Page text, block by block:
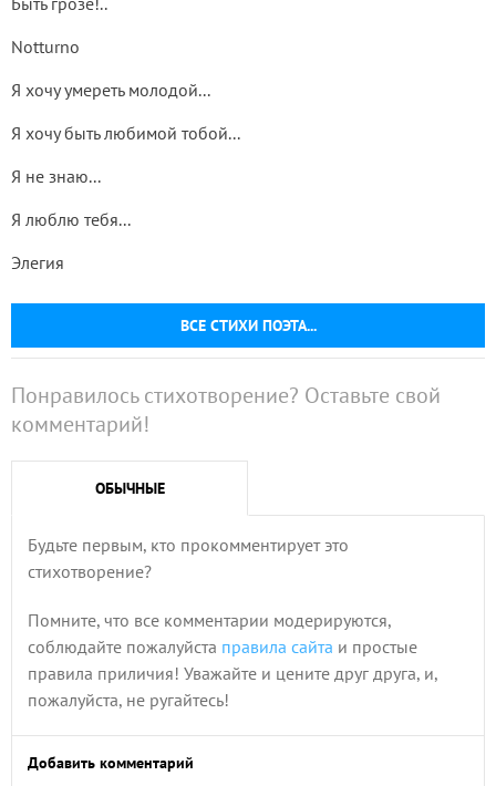
ВСЕ СТИХИ ПОЭТА...
Notturno
Я хочу умереть молодой...
Я хочу быть любимой тобой...
Я не знаю...
Я люблю тебя...
Элегия
Понравилось стихотворение? Оставьте свой
комментарий!
ОБЫЧНЫЕ
Будьте первым, кто прокомментирует это
стихотворение?
Помните, что все комментарии модерируются,
соблюдайте пожалуйста правила сайта и простые
правила приличия! Уважайте и цените друг друга, и,
пожалуйста, не ругайтесь!
Добавить комментарий